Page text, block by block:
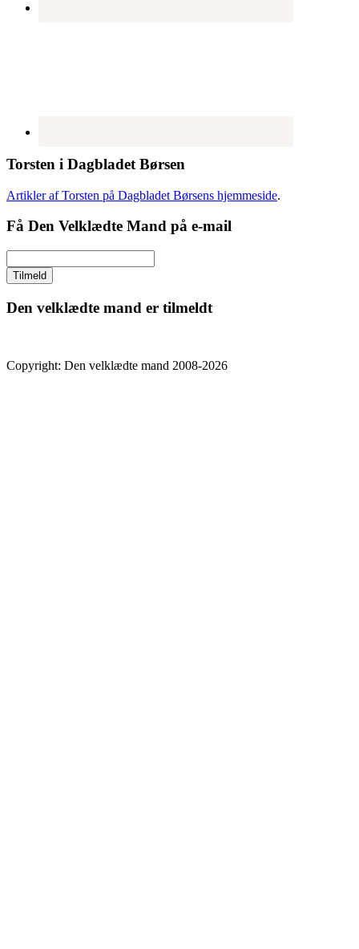
Torsten i Dagbladet Børsen
Artikler af Torsten på Dagbladet Børsens hjemmeside.
Få Den Velklædte Mand på e-mail
Den velklædte mand er tilmeldt
Copyright: Den velklædte mand 2008-2026